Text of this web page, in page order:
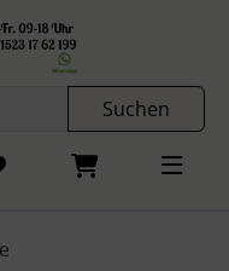
zur Navigation
Suchen